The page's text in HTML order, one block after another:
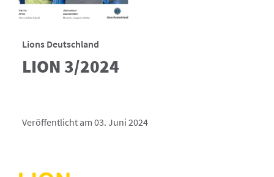
Lions Deutschland
LION 3/2024
Veröffentlicht am 03. Juni 2024